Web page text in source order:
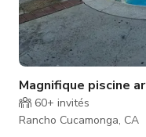
Magnifique piscine
60+ invités
Rancho Cucamonga, CA